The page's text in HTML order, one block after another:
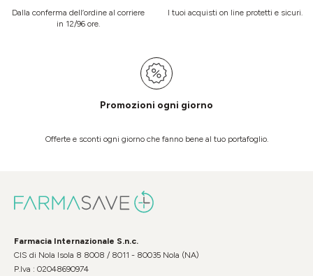
Dalla conferma dell’ordine al corriere
in 12/96 ore.
I tuoi acquisti on line protetti e sicuri.
Promozioni ogni giorno
Offerte e sconti ogni giorno che fanno bene al tuo portafoglio.
Farmacia Internazionale S.n.c.
CIS di Nola Isola 8 8008 / 8011 - 80035 Nola (NA)
P.Iva : 02048690974